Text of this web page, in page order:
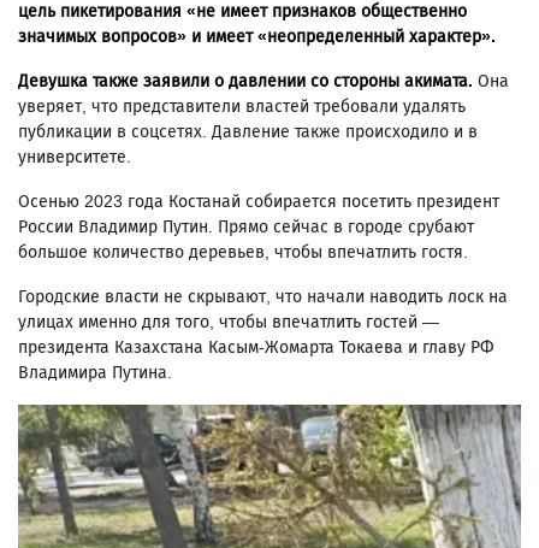
цель пикетирования «не имеет признаков общественно
значимых вопросов» и имеет «неопределенный характер».
Девушка также заявили о давлении со стороны акимата. Она
уверяет, что представители властей требовали удалять
публикации в соцсетях. Давление также происходило и в
университете.
Осенью 2023 года Костанай собирается посетить президент
России Владимир Путин. Прямо сейчас в городе срубают
большое количество деревьев, чтобы впечатлить гостя.
Городские власти не скрывают, что начали наводить лоск на
улицах именно для того, чтобы впечатлить гостей —
президента Казахстана Касым-Жомарта Токаева и главу РФ
Владимира Путина.